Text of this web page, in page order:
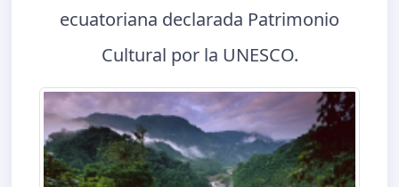
ecuatoriana declarada Patrimonio
Cultural por la UNESCO.